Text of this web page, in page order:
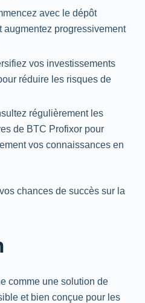
avec le dépôt
augmentez progressivement
vos investissements
réduire les risques de
régulièrement les
de BTC Profixor pour
vos connaissances en
chances de succès sur la
comme une solution de
et bien conçue pour les